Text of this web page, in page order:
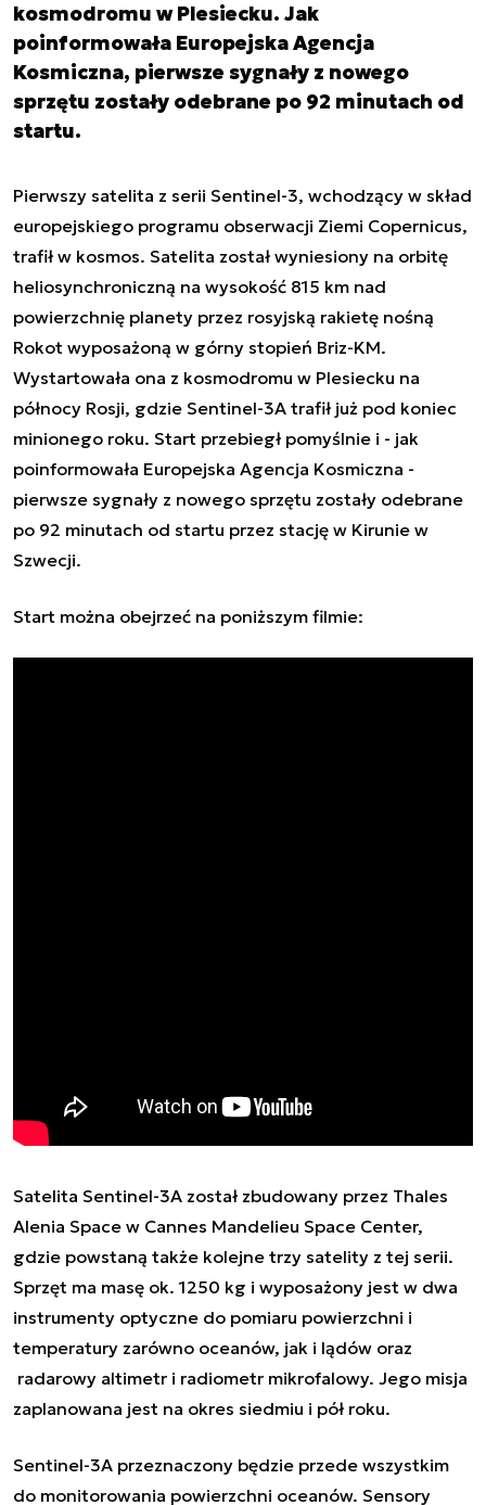
kosmodromu w Plesiecku. Jak
poinformowała Europejska Agencja
Kosmiczna, pierwsze sygnały z nowego
sprzętu zostały odebrane po 92 minutach od
startu.
Pierwszy satelita z serii Sentinel-3, wchodzący w skład
europejskiego programu obserwacji Ziemi Copernicus,
trafił w kosmos. Satelita został wyniesiony na orbitę
heliosynchroniczną na wysokość 815 km nad
powierzchnię planety przez rosyjską rakietę nośną
Rokot wyposażoną w górny stopień Briz-KM.
Wystartowała ona z kosmodromu w Plesiecku na
północy Rosji, gdzie Sentinel-3A trafił już pod koniec
minionego roku. Start przebiegł pomyślnie i - jak
poinformowała Europejska Agencja Kosmiczna -
pierwsze sygnały z nowego sprzętu zostały odebrane
po 92 minutach od startu przez stację w Kirunie w
Szwecji.
Start można obejrzeć na poniższym filmie:
Satelita Sentinel-3A został zbudowany przez Thales
Alenia Space w Cannes Mandelieu Space Center,
gdzie powstaną także kolejne trzy satelity z tej serii.
Sprzęt ma masę ok. 1250 kg i wyposażony jest w dwa
instrumenty optyczne do pomiaru powierzchni i
temperatury zarówno oceanów, jak i lądów oraz
radarowy altimetr i radiometr mikrofalowy. Jego misja
zaplanowana jest na okres siedmiu i pół roku.
Sentinel-3A przeznaczony będzie przede wszystkim
do monitorowania powierzchni oceanów. Sensory